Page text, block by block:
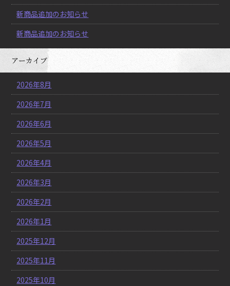
新商品追加のお知らせ
新商品追加のお知らせ
アーカイブ
2026年8月
2026年7月
2026年6月
2026年5月
2026年4月
2026年3月
2026年2月
2026年1月
2025年12月
2025年11月
2025年10月